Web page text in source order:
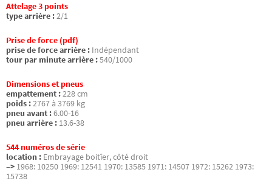
Attelage 3 points
type arrière :2/1
Prise de force (pdf)
prise de force arrière : Indépendant
tour par minute arrière :540/1000
Dimensions et pneus
empattement :228 cm
poids :2767 à 3769 kg
pneu avant :6.00-16
pneu arrière : 13.6-38
544 numéros de série
location : Embrayage boitîer, côté droit
–> 1968: 10250 1969: 12541 1970: 13585 1971: 14507 1972: 15262 1973:
15738